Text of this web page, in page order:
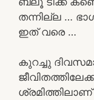
തന്നില്ല …
ഇത് വരെ …
കുറച്ചു
ശ്രമിത്തിലാണ്